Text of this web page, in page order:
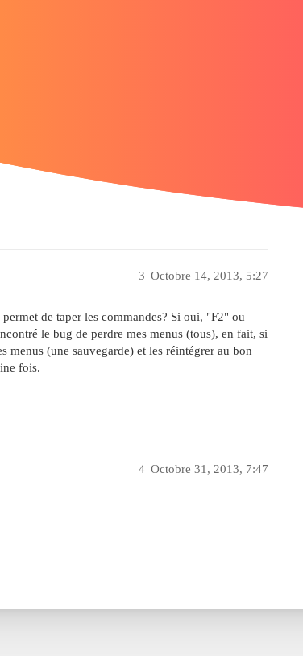
Octobre 14, 2013, 5:27
3
de taper les commandes? Si oui, "F2" ou
le bug de perdre mes menus (tous), en fait, si
menus (une sauvegarde) et les réintégrer au bon
fois.
Octobre 31, 2013, 7:47
4